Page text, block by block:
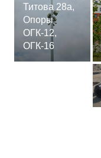
Титова 28а,
Опоры
ОГК-12,
ОГК-16